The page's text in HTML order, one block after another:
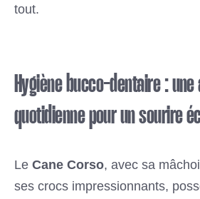
tout.
Hygiène bucco-dentaire :
quotidienne pour un sourire
Le Cane Corso, avec sa
ses crocs impressionnants,